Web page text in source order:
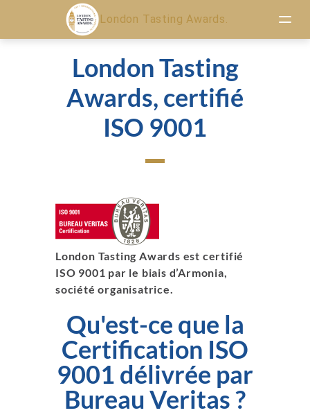
London Tasting Awards.
London Tasting
Awards, certifié
ISO 9001
London Tasting Awards est certifié
ISO 9001 par le biais d’Armonia,
société organisatrice.
Qu'est-ce que la
Certification ISO
9001 délivrée par
Bureau Veritas ?